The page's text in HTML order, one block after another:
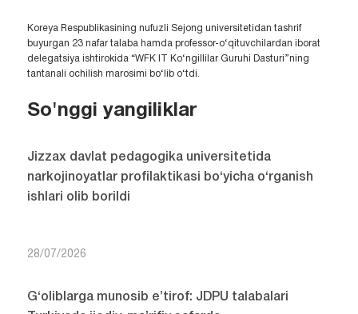
Koreya Respublikasining nufuzli Sejong universitetidan tashrif
buyurgan 23 nafar talaba hamda professor-o‘qituvchilardan iborat
delegatsiya ishtirokida “WFK IT Ko‘ngillilar Guruhi Dasturi”ning
tantanali ochilish marosimi bo‘lib o‘tdi.
So'nggi yangiliklar
Jizzax davlat pedagogika universitetida
narkojinoyatlar profilaktikasi bo‘yicha o‘rganish
ishlari olib borildi
28/07/2026
G‘oliblarga munosib e’tirof: JDPU talabalari